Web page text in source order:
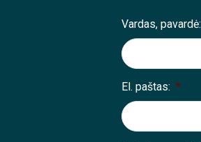
Vardas, pavardė:
El. paštas: *